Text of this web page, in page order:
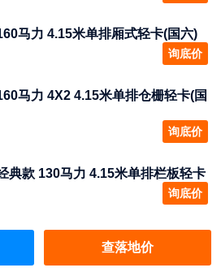
马力 4.15米单排厢式轻卡(国六)
询底价
马力 4X2 4.15米单排仓栅轻卡(国
询底价
典款 130马力 4.15米单排栏板轻卡
询底价
马力 4.15米单排仓栅式轻卡(国
查落地价